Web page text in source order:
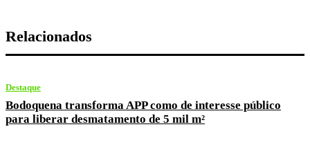
Relacionados
Destaque
Bodoquena transforma APP como de interesse público
para liberar desmatamento de 5 mil m²